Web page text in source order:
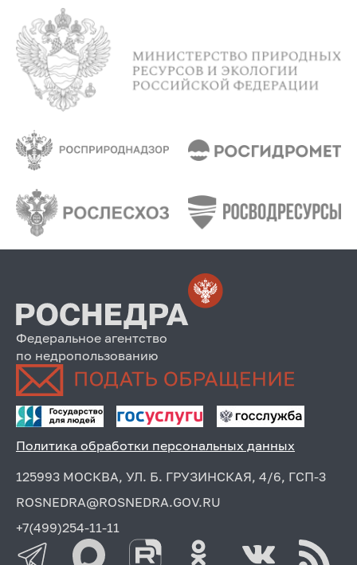
Федеральное агентство
по недропользованию
Политика обработки персональных данных
125993 МОСКВА, УЛ. Б. ГРУЗИНСКАЯ, 4/6, ГСП-3
ROSNEDRA@ROSNEDRA.GOV.RU
+7(499)254-11-11